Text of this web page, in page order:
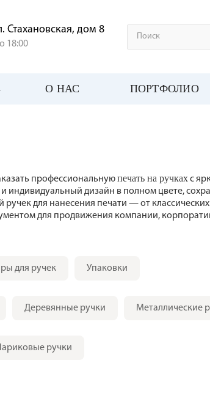
Стахановская, дом 8
18:00
О НАС ПОРТФОЛИО
профессиональнуюпечать на ручкахс
индивидуальный дизайн в полном цвете,
для нанесения печати — от
для продвижения компании,
для ручек Упаковки
Деревянные ручки Металлические
ручки